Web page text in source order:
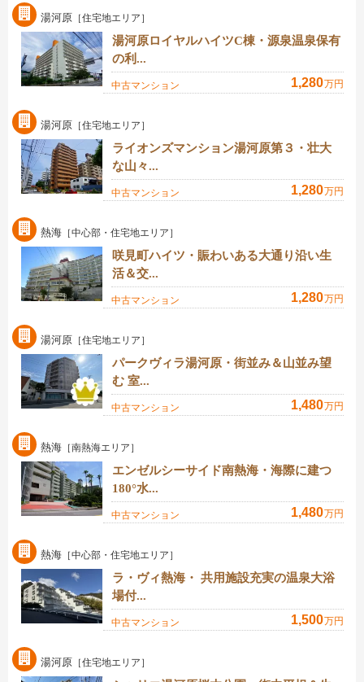
湯河原 ［住宅地エリア］
湯河原ロイヤルハイツC棟・源泉温泉保有
の利...
中古マンション 1,280万円
湯河原 ［住宅地エリア］
ライオンズマンション湯河原第３・壮大
な山々...
中古マンション 1,280万円
熱海 ［中心部・住宅地エリア］
咲見町ハイツ・賑わいある大通り沿い生
活＆交...
中古マンション 1,280万円
湯河原 ［住宅地エリア］
パークヴィラ湯河原・街並み＆山並み望
む 室...
中古マンション 1,480万円
熱海 ［南熱海エリア］
エンゼルシーサイド南熱海・海際に建つ
180°水...
中古マンション 1,480万円
熱海 ［中心部・住宅地エリア］
ラ・ヴィ熱海・ 共用施設充実の温泉大浴
場付...
中古マンション 1,500万円
湯河原 ［住宅地エリア］